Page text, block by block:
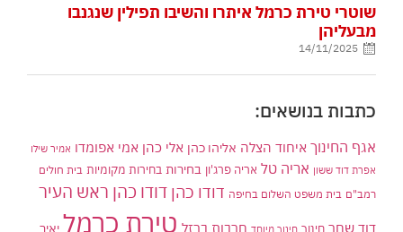
שוטרי טירת כרמל איתרו והשיבו תפילין שנגנבו
מבעליהן
14/11/2025
כתבות בנושאים:
אגף החינוך איחוד הצלה אליהו כהן אלי כהן אמי אפומדו אמיר שילו
אפרת דוד ששון אריה טל אריה פרג'ון בחירות בחירות מקומיות בית חולים
רמב"ם בית משפט השלום בחיפה דודו כהן דודו כהן ראש העיר
דוד שחר חינוך חינוך מיוחד חרבות ברזל טירת כרמל יאיר